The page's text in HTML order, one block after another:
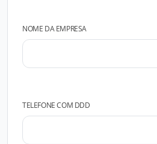
NOME DA EMPRESA
TELEFONE COM DDD